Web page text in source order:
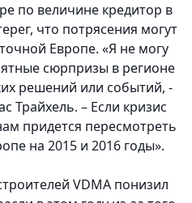
по величине кредитор в
что потрясения могут
Европе. «Я не могу
сюрпризы в регионе
решений или событий, -
Трайхель. – Если кризис
придется пересмотреть
на 2015 и 2016 годы».
VDMA понизил